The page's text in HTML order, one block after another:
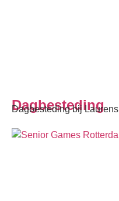
Dagbesteding
Dagbesteding bij Laurens